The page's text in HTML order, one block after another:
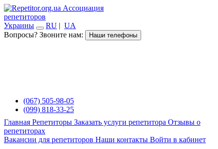
Ассоциация
репетиторов
Украины
RU | UA
Вопросы? Звоните нам:
Наши телефоны
(067) 505-98-05
(099) 818-33-25
Главная Репетиторы Заказать услуги репетитора Отзывы о
репетиторах
Вакансии для репетиторов Наши контакты Войти в кабинет